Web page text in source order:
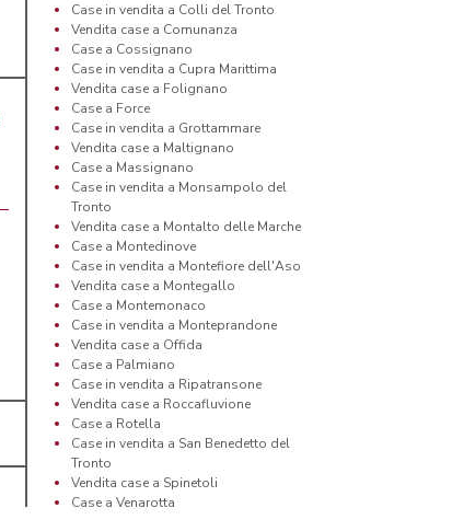
Case in vendita a Colli del Tronto
Vendita case a Comunanza
Case a Cossignano
Case in vendita a Cupra Marittima
Vendita case a Folignano
Case a Force
Case in vendita a Grottammare
Vendita case a Maltignano
Case a Massignano
Case in vendita a Monsampolo del
Tronto
Vendita case a Montalto delle Marche
Case a Montedinove
Case in vendita a Montefiore dell'Aso
Vendita case a Montegallo
Case a Montemonaco
Case in vendita a Monteprandone
Vendita case a Offida
Case a Palmiano
Case in vendita a Ripatransone
Vendita case a Roccafluvione
Case a Rotella
Case in vendita a San Benedetto del
Tronto
Vendita case a Spinetoli
Case a Venarotta